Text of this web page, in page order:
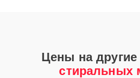
Цены на
стиральных